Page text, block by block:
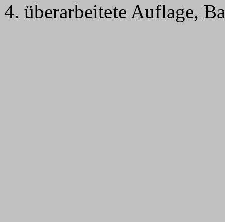
4. überarbeitete Auflage,